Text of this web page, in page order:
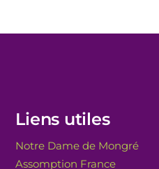
Liens utiles
Notre Dame de Mongré
Assomption France